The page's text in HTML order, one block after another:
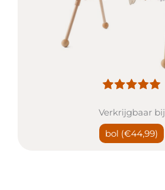
Verkrijgbaar bij
bol (€44,99)